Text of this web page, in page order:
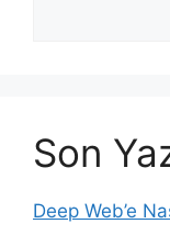
Son
Deep Web’e